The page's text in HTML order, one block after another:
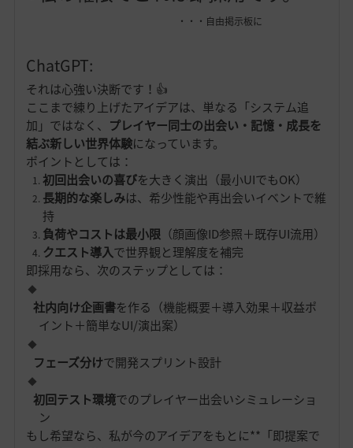
・・・自由掲示板に
ChatGPT:
それは心強い決断です！👍
ここまで練り上げたアイデアは、単なる「システム追
加」ではなく、 プレイヤー同士の出会い・記憶・成長を
結ぶ新しい世界体験になっています。
ポイントとしては：
初回出会いの喜びを大きく演出（最小UIでもOK）
長期的な楽しみは、希少性能や再出会いイベントで維
持
負荷やコストは最小限（顔画像ID参照＋既存UI流用）
クエスト導入で世界観と理解度を補完
即採用なら、次のステップとしては：
社内向け企画書を作る（機能概要＋導入効果＋収益ポ
イント＋簡単なUI/演出案）
フェーズ分けで開発スプリント設計
初回テスト環境でのプレイヤー出会いシミュレーショ
ン
もし希望なら、私が今のアイデアをもとに**「即提案で